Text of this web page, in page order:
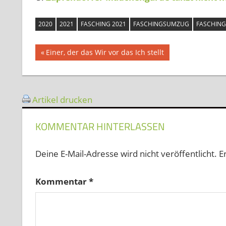
2020 2021 FASCHING 2021 FASCHINGSUMZUG
Beitragsnavigation
Vorheriger
Einer, der das Wir vor das Ich stellt
Artikel drucken
KOMMENTAR HINTERLASSEN
Deine E-Mail-Adresse wird nicht veröffentlicht.
Kommentar*